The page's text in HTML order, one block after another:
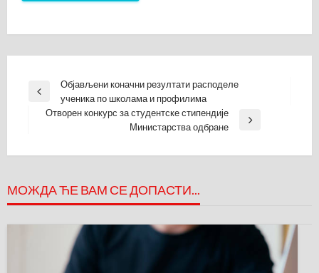
Кретање
чланка
Previous
Post
Објављени коначни резултати расподеле
ученика по школама и профилима
Отворен конкурс за студентске стипендије
Министарства одбране
МОЖДА ЋЕ ВАМ СЕ ДОПАСТИ...